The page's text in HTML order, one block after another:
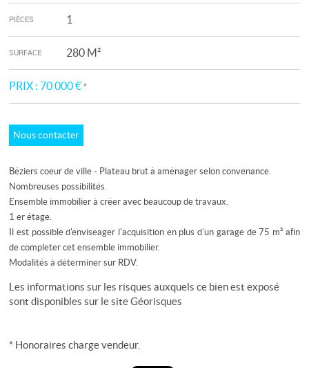
PIÈCES 1
SURFACE 280 M²
PRIX : 70 000 €*
Nous contacter
Béziers coeur de ville - Plateau brut à aménager selon convenance.
Nombreuses possibilités.
Ensemble immobilier à créer avec beaucoup de travaux.
1 er étage.
Il est possible d'enviseager l'acquisition en plus d'un garage de 75 m² afin
de completer cet ensemble immobilier.
Modalités à déterminer sur RDV.
Les informations sur les risques auxquels ce bien est exposé
sont disponibles sur le siteGéorisques
* Honoraires charge vendeur.